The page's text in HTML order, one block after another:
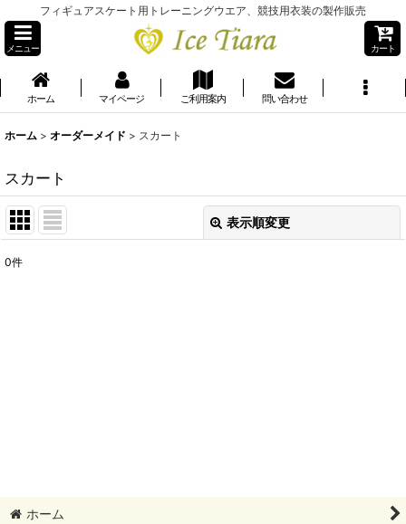
フィギュアスケート用トレーニングウエア、競技用衣装の製作販売
メニュー カート
ホーム マイページ ご利用案内 問い合わせ
ホーム > オーダーメイド > スカート
スカート
表示順変更
0件
ホーム